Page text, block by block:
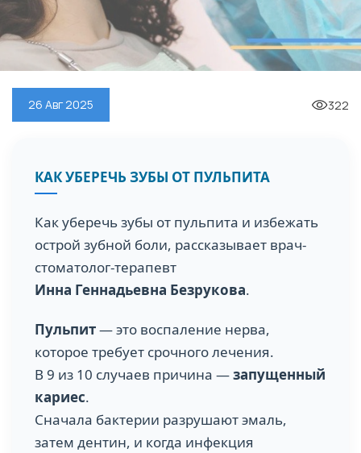
26 Авг 2025 322
КАК УБЕРЕЧЬ ЗУБЫ ОТ ПУЛЬПИТА
Как уберечь зубы от пульпита и избежать
острой зубной боли, рассказывает врач-
стоматолог-терапевт
Инна Геннадьевна Безрукова.
Пульпит— это воспаление нерва,
которое требует срочного лечения.
В 9 из 10 случаев причина —запущенный
кариес.
Сначала бактерии разрушают эмаль,
затем дентин, и когда инфекция